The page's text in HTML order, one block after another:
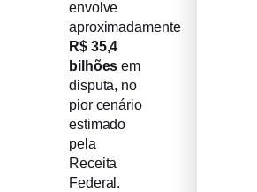
envolve
aproximadamente
R$ 35,4
bilhões em
disputa, no
pior cenário
estimado
pela
Receita
Federal.